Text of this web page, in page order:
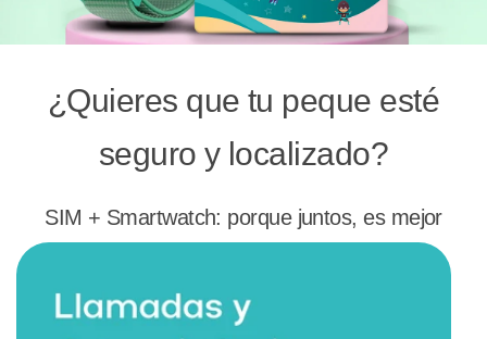
¿Quieres que tu peque esté
seguro y localizado?
SIM + Smartwatch: porque juntos, es mejor